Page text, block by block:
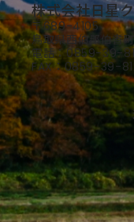
株式会社日星
〒689-4105
鳥取県西伯郡伯耆
電話：0859-39-
FAX：0859-39-